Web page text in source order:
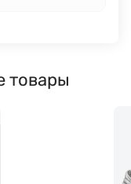
товары